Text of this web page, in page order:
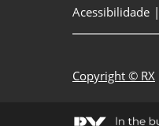
Acessibilidade
Copyright © RX